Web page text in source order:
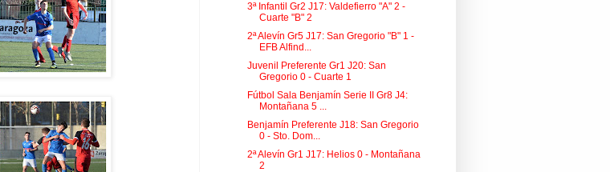
3ª Infantil Gr2 J17: Valdefierro "A" 2 -
Cuarte "B" 2
2ª Alevín Gr5 J17: San Gregorio "B" 1 -
EFB Alfind...
Juvenil Preferente Gr1 J20: San
Gregorio 0 - Cuarte 1
Fútbol Sala Benjamín Serie II Gr8 J4:
Montañana 5 ...
Benjamín Preferente J18: San Gregorio
0 - Sto. Dom...
2ª Alevín Gr1 J17: Helios 0 - Montañana
2